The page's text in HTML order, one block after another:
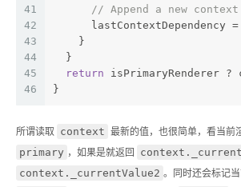
41
42
43
44
45
46
// Append a new
lastContextDependency
    }
  }
return isPrimaryRenderer
}
所谓读取 context 最新的值，也很简单，看当前
primary ，如果是就返回
context._currentValue2 。同时还会标记